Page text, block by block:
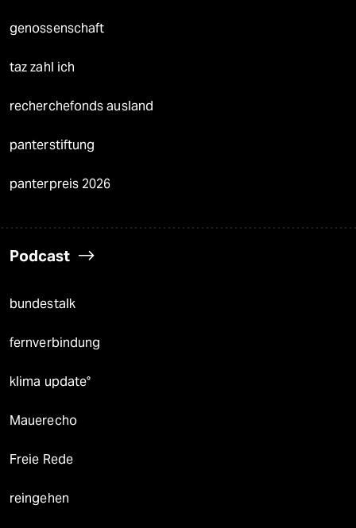
genossenschaft
taz zahl ich
recherchefonds ausland
panterstiftung
panterpreis 2026
Podcast
bundestalk
fernverbindung
klima update°
Mauerecho
Freie Rede
reingehen